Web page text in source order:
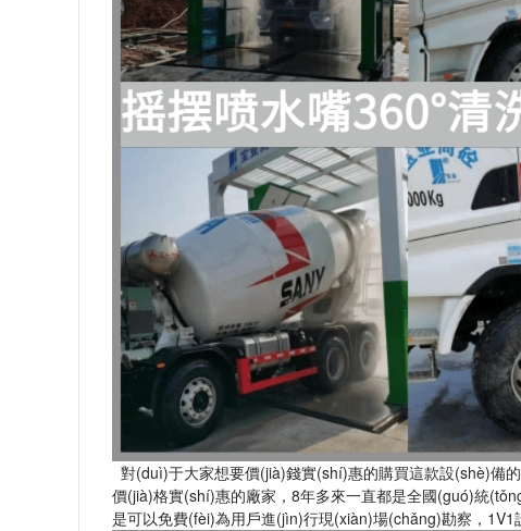
對(duì)于大家想要價(jià)錢實(shí)惠的購買這款設(shè)備
價(jià)格實(shí)惠的廠家，8年多來一直都是全國(guó)統
是可以免費(fèi)為用戶進(jìn)行現(xiàn)場(chǎng)勘察，